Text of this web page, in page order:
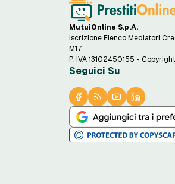
MutuiOnline S.p.A.
Iscrizione Elenco Mediatori
M17
P. IVA 13102450155 -
Seguici Su